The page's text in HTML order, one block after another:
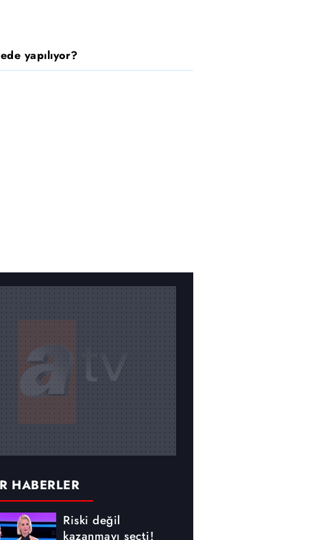
yapılıyor?
HABERLER
Riski değil
kazanmayı seçti!